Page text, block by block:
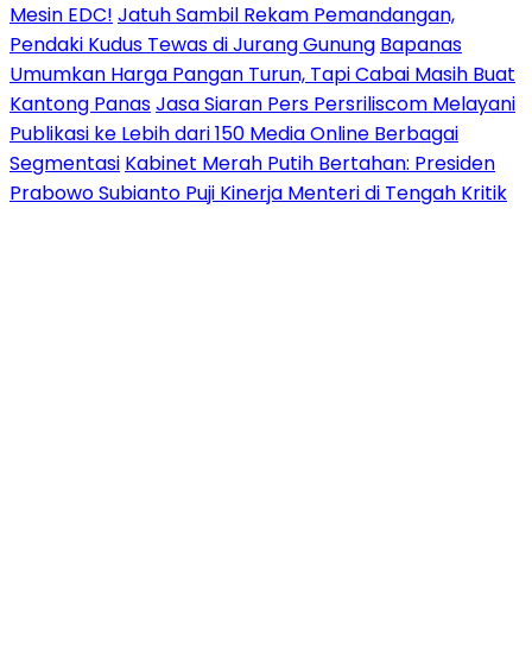
Mesin EDC! Jatuh Sambil Rekam Pemandangan,
Pendaki Kudus Tewas di Jurang Gunung Bapanas
Umumkan Harga Pangan Turun, Tapi Cabai Masih Buat
Kantong PanasJasa Siaran Pers Persriliscom Melayani
Publikasi ke Lebih dari 150 Media Online Berbagai
Segmentasi Kabinet Merah Putih Bertahan: Presiden
Prabowo Subianto Puji Kinerja Menteri di Tengah Kritik